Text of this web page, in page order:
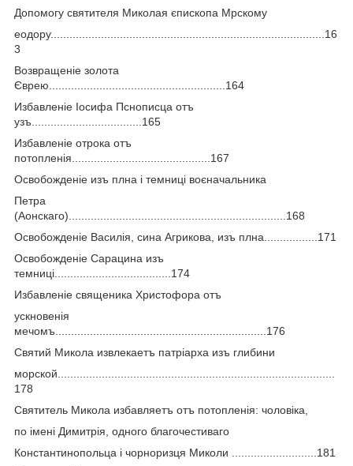
Допомогу святителя Миколая єпископа Мрскому
еодору.......................................................................................16
3
Возвращеніе золота
Єврею........................................................164
Избавленіе Іосифа Пснописца отъ
узъ...................................165
Избавленіе отрока отъ
потопленія............................................167
Освобожденіе изъ плна і темниці воєначальника
Петра
(Аонскаго).....................................................................168
Освобожденіе Василія, сина Агрикова, изъ плна.................171
Освобожденіе Сарацина изъ
темниці.....................................174
Избавленіе священика Христофора отъ
ускновенія
мечомъ...................................................................176
Святий Микола извлекаетъ патріарха изъ глибини
морской........................................................................................
178
Святитель Микола избавляетъ отъ потопленія: чоловіка,
по імені Димитрія, одного благочестиваго
Константинопольца і чорноризця Миколи ...........................181